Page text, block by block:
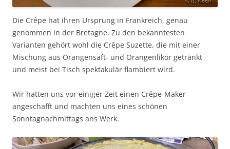
Die Crêpe hat ihren Ursprung in Frankreich, genau
genommen in der Bretagne. Zu den bekanntesten
Varianten gehört wohl die Crêpe Suzette, die mit einer
Mischung aus Orangensaft- und Orangenlikör getränkt
und meist bei Tisch spektakulär flambiert wird.
Wir hatten uns vor einiger Zeit einen Crêpe-Maker
angeschafft und machten uns eines schönen
Sonntagnachmittags ans Werk.